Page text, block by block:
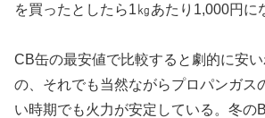
を買ったとしたら1㎏あたり1,000円に
CB缶の最安値で比較すると劇的に安
の、それでも当然ながらプロパンガス
い時期でも火力が安定している。冬の